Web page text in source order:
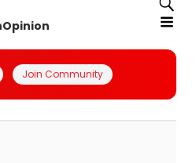
Opinion
Join Community